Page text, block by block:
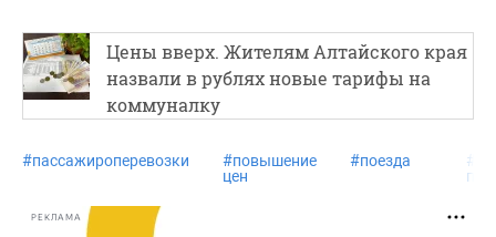
Цены вверх. Жителям Алтайского края
назвали в рублях новые тарифы на
коммуналку
#пассажироперевозки #повышение
цен
#поезда #
РЕКЛАМА